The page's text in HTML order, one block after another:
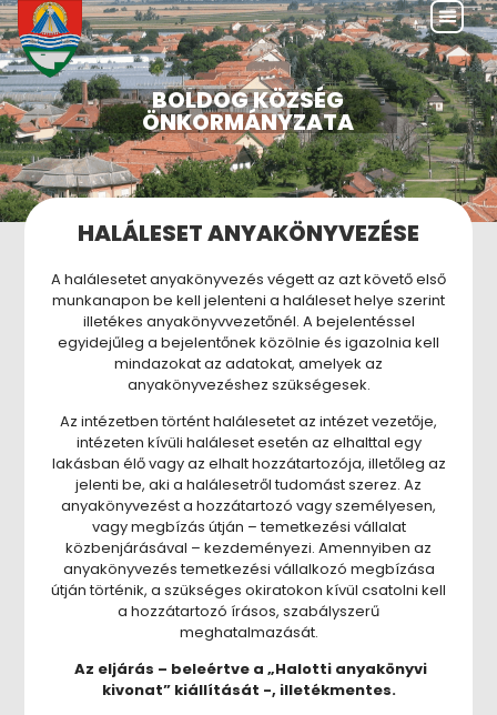
BOLDOG KÖZSÉG
ÖNKORMÁNYZATA
HALÁLESET ANYAKÖNYVEZÉSE
A halálesetet anyakönyvezés végett az azt követő első
munkanapon be kell jelenteni a haláleset helye szerint
illetékes anyakönyvvezetőnél. A bejelentéssel
egyidejűleg a bejelentőnek közölnie és igazolnia kell
mindazokat az adatokat, amelyek az
anyakönyvezéshez szükségesek.
Az intézetben történt halálesetet az intézet vezetője,
intézeten kívüli haláleset esetén az elhalttal egy
lakásban élő vagy az elhalt hozzátartozója, illetőleg az
jelenti be, aki a halálesetről tudomást szerez. Az
anyakönyvezést a hozzátartozó vagy személyesen,
vagy megbízás útján – temetkezési vállalat
közbenjárásával – kezdeményezi. Amennyiben az
anyakönyvezés temetkezési vállalkozó megbízása
útján történik, a szükséges okiratokon kívül csatolni kell
a hozzátartozó írásos, szabályszerű
meghatalmazását.
Az eljárás – beleértve a „Halotti anyakönyvi
kivonat” kiállítását -, illetékmentes.